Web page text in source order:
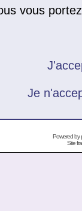
vous
Je
Powered by
Site